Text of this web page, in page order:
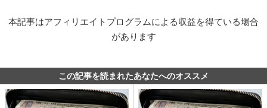
本記事はアフィリエイトプログラムによる収益を得ている場合
があります
この記事を読まれたあなたへのオススメ